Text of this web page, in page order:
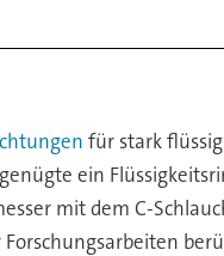
für stark
ein
mit dem C-